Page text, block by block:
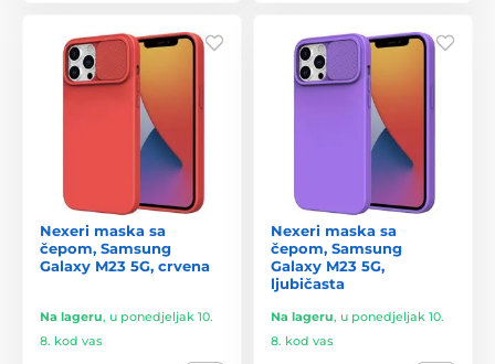
Nexeri maska sa
čepom, Samsung
Galaxy M23 5G, crvena
Na lageru, u ponedjeljak 10.
8. kod vas
Nexeri maska sa
čepom, Samsung
Galaxy M23 5G,
ljubičasta
Na lageru, u ponedjeljak 10.
8. kod vas